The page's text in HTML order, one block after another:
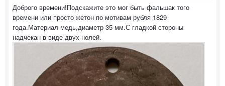
Доброго времени!Подскажите это мог быть фальшак того
времени или просто жетон по мотивам рубля 1829
года.Материал медь,диаметр 35 мм.С гладкой стороны
надчекан в виде двух нолей.